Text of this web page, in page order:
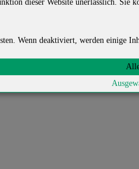
dieser Website unerlässlich.
Wenn deaktiviert, werden einige